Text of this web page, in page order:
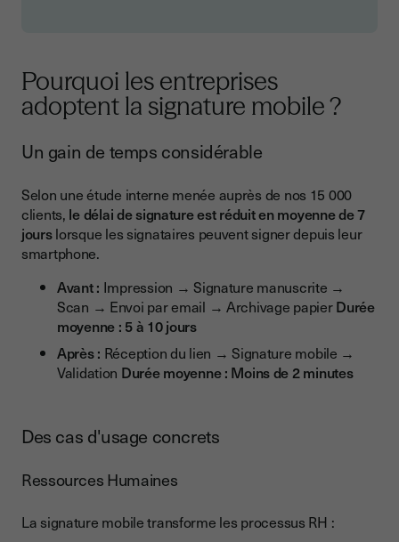
Pourquoi les entreprises
adoptent la signature mobile ?
Un gain de temps considérable
Selon une étude interne menée auprès de nos 15 000
clients, le délai de signature est réduit en moyenne de 7
jourslorsque les signataires peuvent signer depuis leur
smartphone.
Avant : Impression → Signature manuscrite →
Scan → Envoi par email → Archivage papierDurée
moyenne : 5 à 10 jours
Après : Réception du lien → Signature mobile →
Validation Durée moyenne : Moins de 2 minutes
Des cas d'usage concrets
Ressources Humaines
La signature mobile transforme les processus RH :